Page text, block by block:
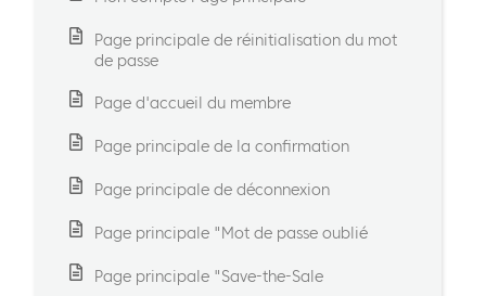
Page principale de réinitialisation du mot
de passe
Page d'accueil du membre
Page principale de la confirmation
Page principale de déconnexion
Page principale "Mot de passe oublié
Page principale "Save-the-Sale